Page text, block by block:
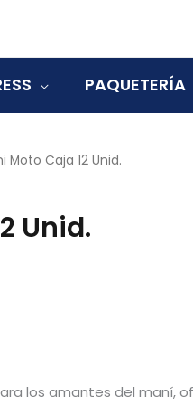
PAQUETERÍA
Moto Caja 12 Unid.
Unid.
los amantes del maní,